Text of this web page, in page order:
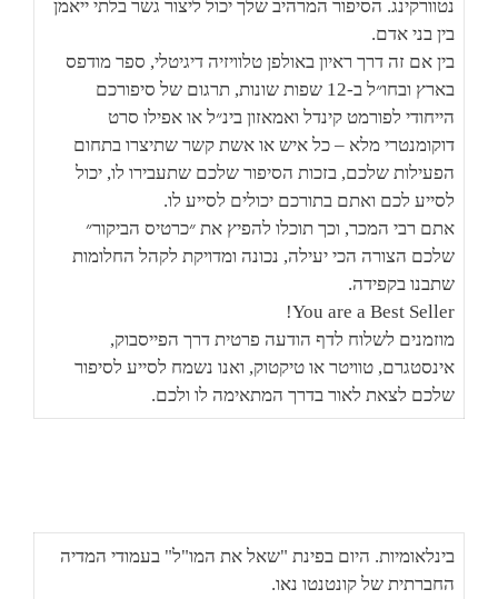
נטוורקינג. הסיפור המרהיב שלך יכול ליצור גשר בלתי ייאמן
בין בני אדם.
בין אם זה דרך ראיון באולפן טלוויזיה דיגיטלי, ספר מודפס
בארץ ובחו״ל ב-12 שפות שונות, תרגום של סיפורכם
הייחודי לפורמט קינדל ואמאזון בינ״ל או אפילו סרט
דוקומנטרי מלא – כל איש או אשת קשר שתיצרו בתחום
הפעילות שלכם, בזכות הסיפור שלכם שתעבירו לו, יכול
לסייע לכם ואתם בתורכם יכולים לסייע לו.
אתם רבי המכר, וכך תוכלו להפיץ את ״כרטיס הביקור״
שלכם הצורה הכי יעילה, נכונה ומדויקת לקהל החלומות
שתבנו בקפידה.
You are a Best Seller!
מוזמנים לשלוח לדף הודעה פרטית דרך הפייסבוק,
אינסטגרם, טוויטר או טיקטוק, ואנו נשמח לסייע לסיפור
שלכם לצאת לאור בדרך המתאימה לו ולכם.
בינלאומיות. היום בפינת "שאל את המו"ל" בעמודי המדיה
החברתית של קונטנטו נאו.